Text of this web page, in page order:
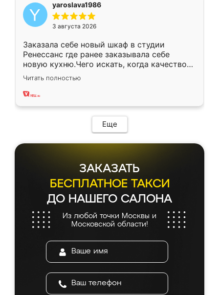
yaroslava1986
3 августа 2026
Заказала себе новый шкаф в студии
Ренессанс где ранее заказывала себе
новую кухню.Чего искать, когда качеством
вполне довольна. Служит кухня уже почти
два года, нареканий нет.
Читать полностью
Еще
ЗАКАЗАТЬ
БЕСПЛАТНОЕ ТАКСИ
ДО НАШЕГО САЛОНА
Из любой точки Москвы и
Московской области!